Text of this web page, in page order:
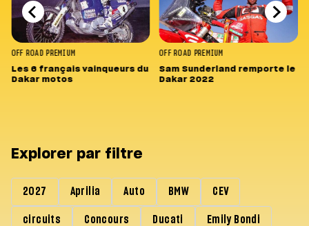
OFF ROAD PREMIUM
Les 6 français vainqueurs du
Dakar motos
OFF ROAD PREMIUM
Sam Sunderland remporte le
Dakar 2022
Explorer par filtre
2027 Aprilia Auto BMW CEV
circuits Concours Ducati Emily Bondi